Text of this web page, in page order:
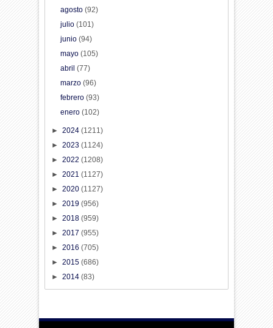
agosto (92)
julio (101)
junio (94)
mayo (105)
abril (77)
marzo (96)
febrero (93)
enero (102)
►2024(1211)
►2023(1124)
►2022(1208)
►2021(1127)
►2020(1127)
►2019(956)
►2018(959)
►2017(955)
►2016(705)
►2015(686)
►2014(83)